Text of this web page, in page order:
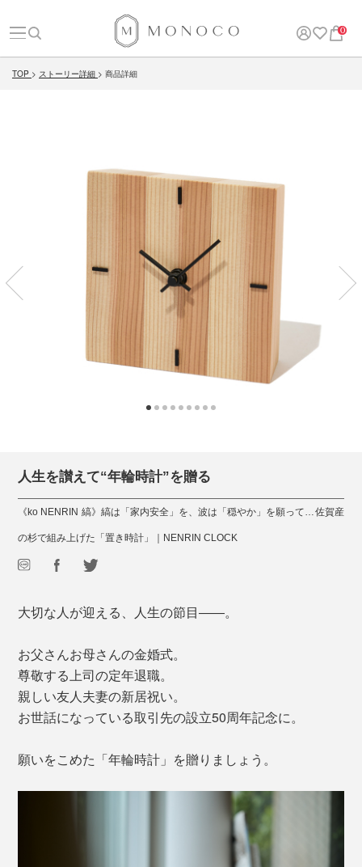
0
TOP ストーリー詳細 商品詳細
人生を讃えて“年輪時計”を贈る
《ko NENRIN 縞》縞は「家内安全」を、波は「穏やか」を願って…佐賀産
の杉で組み上げた「置き時計」｜NENRIN CLOCK
大切な人が迎える、人生の節目――。
お父さんお母さんの金婚式。
尊敬する上司の定年退職。
親しい友人夫妻の新居祝い。
お世話になっている取引先の設立50周年記念に。
願いをこめた「年輪時計」を贈りましょう。